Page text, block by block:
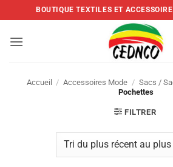
to
BOUTIQUE TEXTILES ET
Accueil / Accessoires Mode / Sacs /
Pochettes
FILTRER